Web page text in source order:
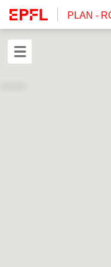
PLAN -